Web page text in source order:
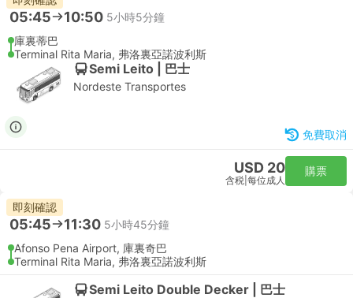
05:45 10:50 5小時5分鐘
庫裏蒂巴
Terminal Rita Maria, 弗洛裏亞諾波利斯
Semi Leito | 巴士
Nordeste Transportes
免費取消
USD 20
含税 每位成人
購票
即刻確認
05:45 11:30 5小時45分鐘
Afonso Pena Airport, 庫裏奇巴
Terminal Rita Maria, 弗洛裏亞諾波利斯
Semi Leito Double Decker | 巴士